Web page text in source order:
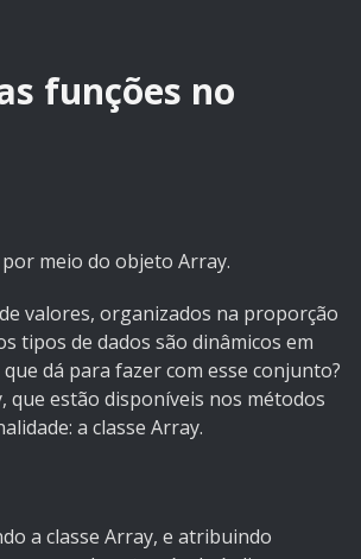
funções no
meio do objeto Array.
valores, organizados na proporção
tipos de dados são dinâmicos em
dá para fazer com esse conjunto?
que estão disponíveis nos métodos
a classe Array.
a classe Array, e atribuindo